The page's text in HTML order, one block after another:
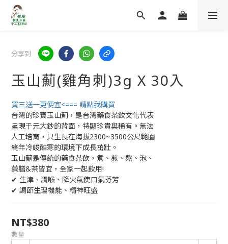
分享到
玉山薊(雞角刺)3g X 30入
買三送一更便宜<=== 請點我購買
台灣的珍寶玉山薊，是台灣藥食茶飲文化代表
呈現千元大鈔的背面，特顯珍貴與稀有。無法
人工培育，只生長在海拔2300~3500公尺範圍
終年冷峻酷寒的環境下成長茁壯。
玉山薊是傳統的藥食茶飲，煮、煎、熬、泡、
藥膳&茶皆宜，全家一起飲用!
✔ 生津、潤喉、降火氣使口氣芬芳
✔ 調節生理機能、精神旺盛
NT$380
數量